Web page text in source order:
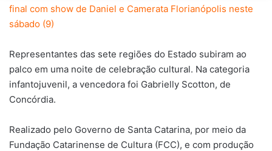
final com show de Daniel e Camerata Florianópolis neste
sábado (9)
Representantes das sete regiões do Estado subiram ao
palco em uma noite de celebração cultural. Na categoria
infantojuvenil, a vencedora foi Gabrielly Scotton, de
Concórdia.
Realizado pelo Governo de Santa Catarina, por meio da
Fundação Catarinense de Cultura (FCC), e com produção